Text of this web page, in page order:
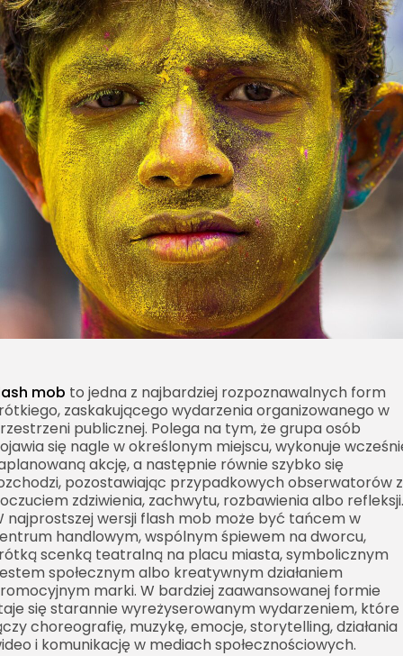
mob to jedna z najbardziej rozpoznawalnych form
zaskakującego wydarzenia organizowanego w
publicznej. Polega na tym, że grupa osób
się nagle w określonym miejscu, wykonuje
akcję, a następnie równie szybko się
pozostawiając przypadkowych obserwatorów z
zdziwienia, zachwytu, rozbawienia albo refleksji.
najprostszej wersji flash mob może być tańcem w
handlowym, wspólnym śpiewem na dworcu,
scenką teatralną na placu miasta, symbolicznym
społecznym albo kreatywnym działaniem
marki. W bardziej zaawansowanej formie
się starannie wyreżyserowanym wydarzeniem, które
choreografię, muzykę, emocje, storytelling, działania
i komunikację w mediach społecznościowych.